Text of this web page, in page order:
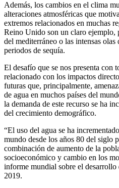
Además, los cambios en el clima
alteraciones atmosféricas que
extremos relacionados en muchas
Reino Unido son un claro
del mediterráneo o las intensas
periodos de sequía.
El desafío que se nos presenta con
relacionado con los impactos
futuras que, principalmente,
de agua en muchos países del
la demanda de este recurso se ha
del crecimiento demográfico.
“El uso del agua se ha
mundo desde los años 80 del siglo
combinación de aumento de la
socioeconómico y cambio en los
informe mundial sobre el
2019.